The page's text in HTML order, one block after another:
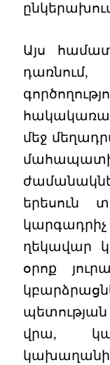
Այս
մեջ
երեսուն
ղեկավար
օրոք
պետության
վրա,